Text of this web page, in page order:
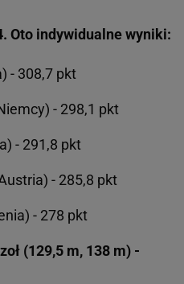
Oto indywidualne wyniki:
- 308,7 pkt
- 298,1 pkt
- 291,8 pkt
- 285,8 pkt
- 278 pkt
(129,5 m, 138 m) -